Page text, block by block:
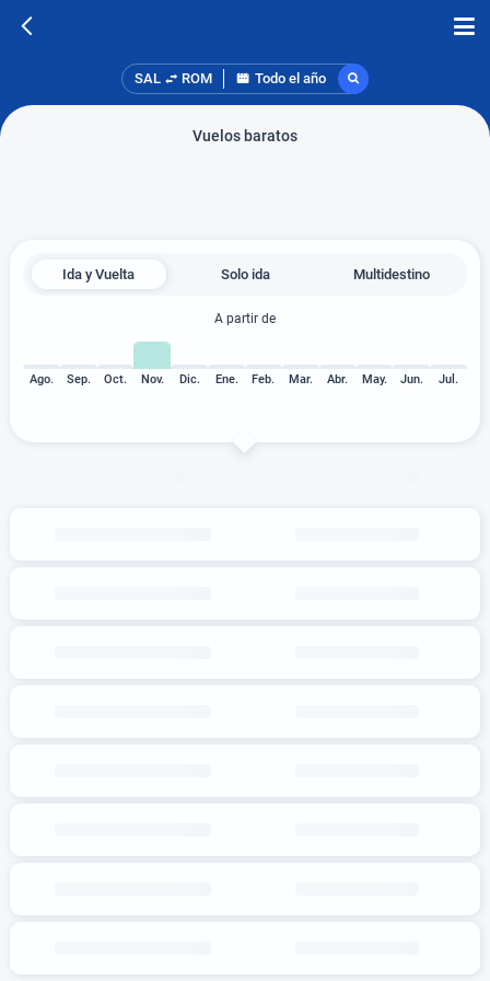
SAL ROM Todo el año
Vuelos baratos
Ida y Vuelta Solo ida Multidestino
A partir de
Ago. Sep. Oct. Nov. Dic. Ene. Feb. Mar. Abr. May. Jun. Jul.